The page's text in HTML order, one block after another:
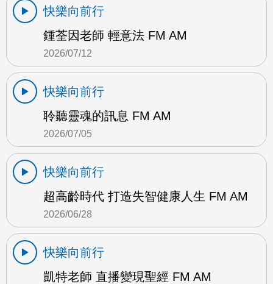
快樂向前行
鍾荃因老師 輕意法 FM AM
2026/07/12
快樂向前行
聆聽靈魂的訊息 FM AM
2026/07/05
快樂向前行
超高齡時代 打造失智健康人生 FM AM
2026/06/28
快樂向前行
凱特老師 直播變現聖經 FM AM